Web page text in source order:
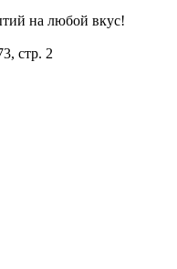
на любой вкус!
стр. 2